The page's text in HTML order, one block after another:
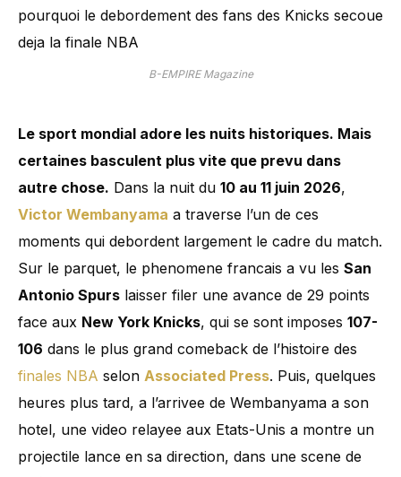
B-EMPIRE Magazine
Le sport mondial adore les nuits historiques. Mais
certaines basculent plus vite que prevu dans
autre chose. Dans la nuit du 10 au 11 juin 2026,
Victor Wembanyama a traverse l’un de ces
moments qui debordent largement le cadre du match.
Sur le parquet, le phenomene francais a vu les San
Antonio Spurs laisser filer une avance de 29 points
face aux New York Knicks, qui se sont imposes 107-
106 dans le plus grand comeback de l’histoire des
finales NBA selon Associated Press. Puis, quelques
heures plus tard, a l’arrivee de Wembanyama a son
hotel, une video relayee aux Etats-Unis a montre un
projectile lance en sa direction, dans une scene de